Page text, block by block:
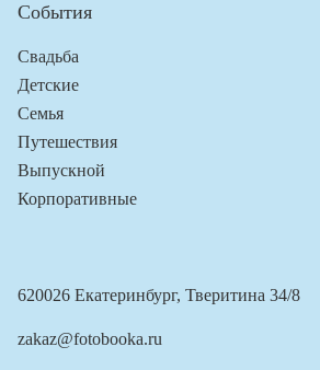
События
Свадьба
Детские
Семья
Путешествия
Выпускной
Корпоративные
620026 Екатеринбург, Тверитина 34/8
zakaz@fotobooka.ru